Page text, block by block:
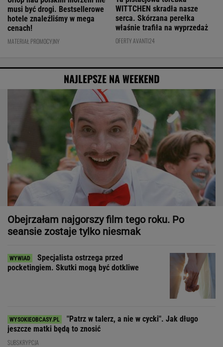
musi być drogi. Bestsellerowe
hotele znaleźliśmy w mega
cenach!
MATERIAŁ PROMOCYJNY
WITTCHEN skradła nasze
serca. Skórzana perełka
właśnie trafiła na wyprzedaż
OFERTY AVANTI24
NAJLEPSZE NA WEEKEND
Obejrzałam najgorszy film tego roku. Po
seansie zostaje tylko niesmak
Specjalista ostrzega przed
pocketingiem. Skutki mogą być dotkliwe
"Patrz w talerz, a nie w cycki". Jak długo
jeszcze matki będą to znosić
SUBSKRYPCJA